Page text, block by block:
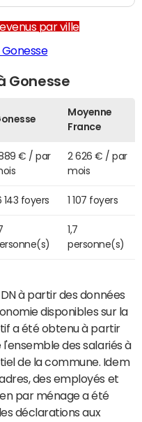
par ville
Gonesse
Moyenne
France
889 € / par
2 626 € / par
mois
143 foyers 1 107 foyers
1,7
personne(s)
à partir des données
disponibles sur la
a été obtenu à partir
des salariés à
de la commune. Idem
des employés et
par ménage a été
déclarations aux